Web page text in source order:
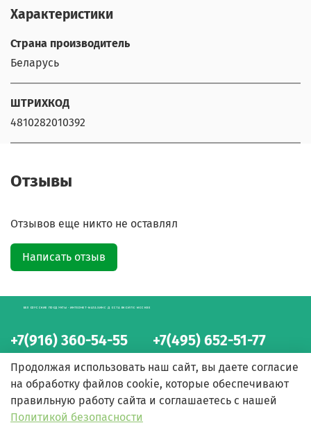
Характеристики
Страна производитель
Беларусь
ШТРИХКОД
4810282010392
Отзывы
Отзывов еще никто не оставлял
Написать отзыв
+7(916) 360-54-55 +7(495) 652-51-77
БЕЛОРУССКИЕ ПРОДУКТЫ - ИНТЕРНЕТ-МАГАЗИН С ДОСТАВКОЙ ПО МОСКВЕ
Продолжая использовать наш сайт, вы даете согласие
на обработку файлов cookie, которые обеспечивают
правильную работу сайта и соглашаетесь с нашей
Политикой безопасности